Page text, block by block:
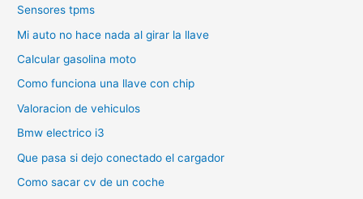
Sensores tpms
Mi auto no hace nada al girar la llave
Calcular gasolina moto
Como funciona una llave con chip
Valoracion de vehiculos
Bmw electrico i3
Que pasa si dejo conectado el cargador
Como sacar cv de un coche